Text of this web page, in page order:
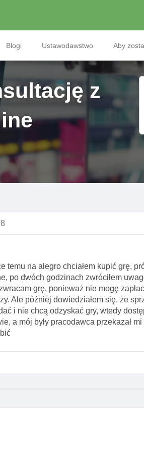
Blogi Ustawodawstwo Aby
z
temu na alegro chciałem kupić grę,
po dwóch godzinach zwróciłem
grę, ponieważ nie mogę
Ale później dowiedziałem się, że
i nie chcą odzyskać gry, wtedy
a mój były pracodawca przekazał